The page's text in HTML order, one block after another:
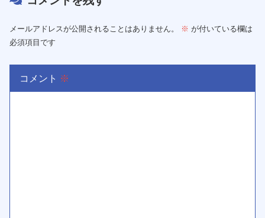
メールアドレスが公開されることはありません。 ※ が付いている欄は
必須項目です
コメント ※